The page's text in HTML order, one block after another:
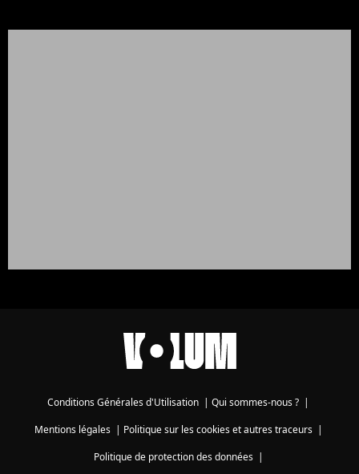
Conditions Générales d'Utilisation | Qui sommes-nous ? |
Mentions légales| Politique sur les cookies et autres traceurs|
Politique de protection des données|